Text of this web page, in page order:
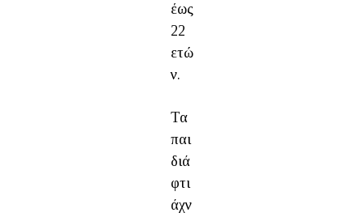
έως
22
ετώ
ν.
Τα
παι
διά
φτι
άχν